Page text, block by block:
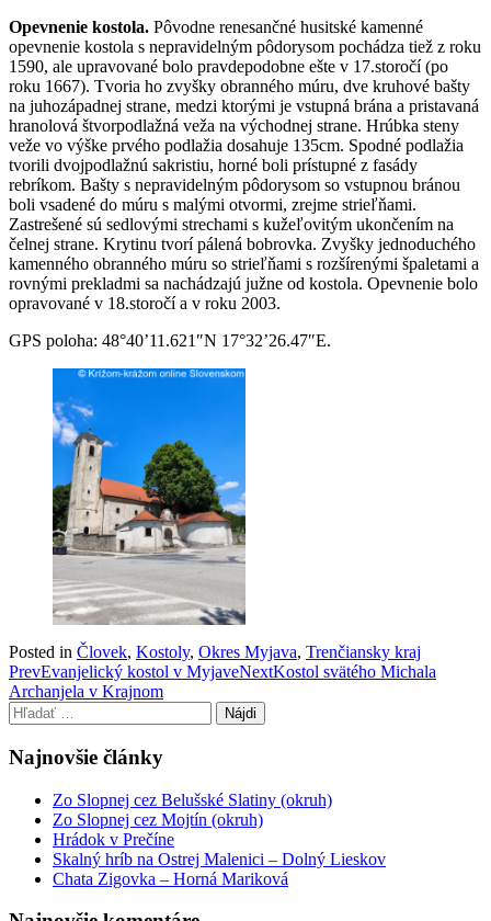
Opevnenie kostola. Pôvodne renesančné husitské kamenné
opevnenie kostola s nepravidelným pôdorysom pochádza tiež z roku
1590, ale upravované bolo pravdepodobne ešte v 17.storočí (po
roku 1667). Tvoria ho zvyšky obranného múru, dve kruhové bašty
na juhozápadnej strane, medzi ktorými je vstupná brána a pristavaná
hranolová štvorpodlažná veža na východnej strane. Hrúbka steny
veže vo výške prvého podlažia dosahuje 135cm. Spodné podlažia
tvorili dvojpodlažnú sakristiu, horné boli prístupné z fasády
rebríkom. Bašty s nepravidelným pôdorysom so vstupnou bránou
boli vsadené do múru s malými otvormi, zrejme strieľňami.
Zastrešené sú sedlovými strechami s kužeľovitým ukončením na
čelnej strane. Krytinu tvorí pálená bobrovka. Zvyšky jednoduchého
kamenného obranného múru so strieľňami s rozšírenými špaletami a
rovnými prekladmi sa nachádzajú južne od kostola. Opevnenie bolo
opravované v 18.storočí a v roku 2003.
GPS poloha: 48°40’11.621″N 17°32’26.47″E.
Posted in Človek, Kostoly, Okres Myjava, Trenčiansky kraj
Post
navigation
PrevEvanjelický kostol v MyjaveNextKostol svätého Michala
Archanjela v Krajnom
Hľadať:
Najnovšie články
Zo Slopnej cez Belušské Slatiny (okruh)
Zo Slopnej cez Mojtín (okruh)
Hrádok v Prečíne
Skalný hríb na Ostrej Malenici – Dolný Lieskov
Chata Zigovka – Horná Mariková